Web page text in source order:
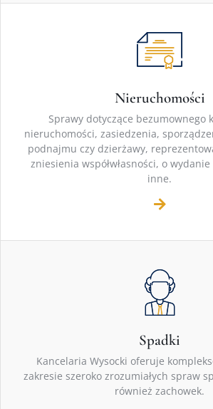
Nieruchomości
Sprawy dotyczące bezumownego
nieruchomości, zasiedzenia,
podnajmu czy dzierżawy,
zniesienia współwłasności, o
inne.
Spadki
Kancelaria Wysocki oferuje
zakresie szeroko zrozumiałych spraw
również zachowek.